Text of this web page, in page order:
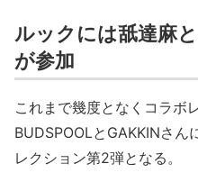
ルックには舐達麻
が参加
これまで幾度となくコラボ
BUDSPOOLとGAKKINさ
レクション第2弾となる。